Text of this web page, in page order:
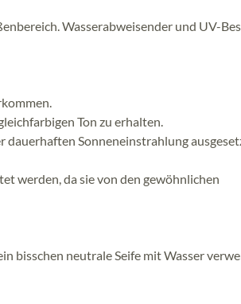
Wasserabweisender und UV-
Ton zu erhalten.
Sonneneinstrahlung
werden, da sie von den gewöhnlichen
bisschen neutrale Seife mit Wasser